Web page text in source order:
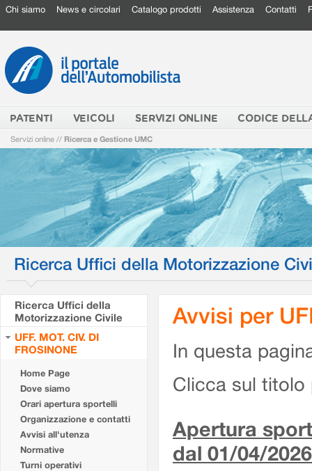
Chi siamo News e circolari Catalogo prodotti Assistenza Contatti
PATENTI VEICOLI SERVIZI ONLINE CODICE
Servizi online // Ricerca e Gestione UMC
Ricerca Uffici della Motorizzazione
Ricerca Uffici della
Motorizzazione Civile
UFF. MOT. CIV. DI
FROSINONE
Home Page
Dove siamo
Orari apertura sportelli
Organizzazione e contatti
Avvisi all'utenza
Normative
Turni operativi
Avvisi per
In questa
Clicca sul titolo
Apertura
dal 01/04/2026